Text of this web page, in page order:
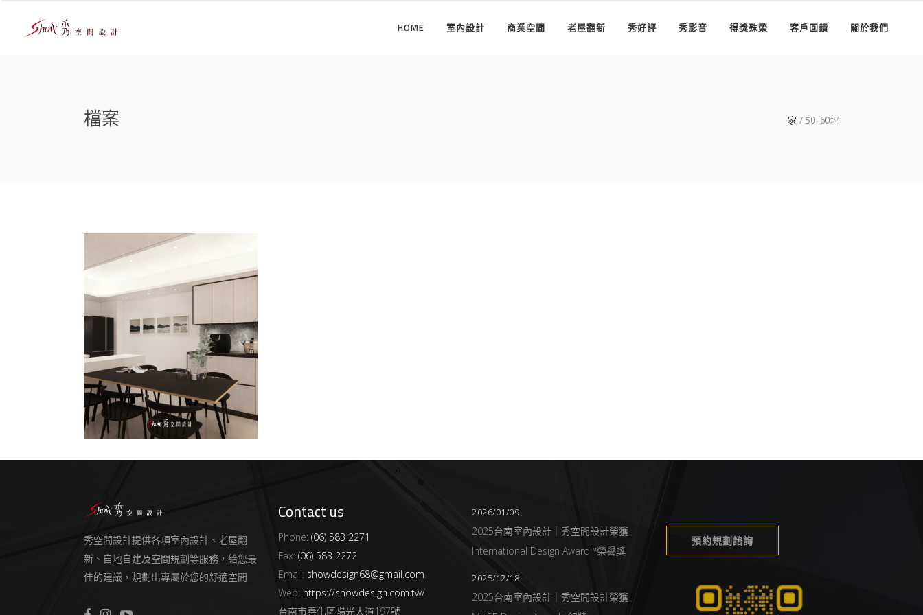
HOME 室內設計 商業空間 老屋翻新 秀好評 秀影音 得獎殊榮 客戶回饋 關於我們
檔案 家 50-60坪
台南中西區室內設計｜
老屋翻新推薦｜上禾建
設
主臥/公寓/大樓 客餐廳
計
秀空間設計提供各項室內設計、老屋翻
新、自地自建及空間規劃等服務，給您最
佳的建議，規劃出專屬於您的舒適空間
Contact us
Phone: (06) 583 2271
Fax: (06) 583 2272
Email: showdesign68@gmail.com
Web: https://showdesign.com.tw/
台南市善化區陽光大道197號
2026/01/09
2025台南室內設計｜秀空間設計榮獲
International Design Award™榮譽獎
2025/12/18
2025台南室內設計｜秀空間設計榮獲
預約規劃諮詢